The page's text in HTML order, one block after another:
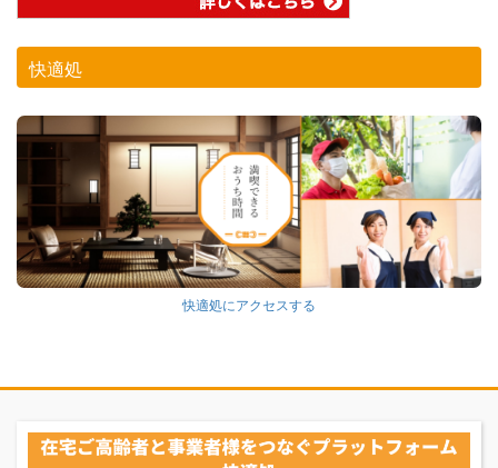
快適処
快適処にアクセスする